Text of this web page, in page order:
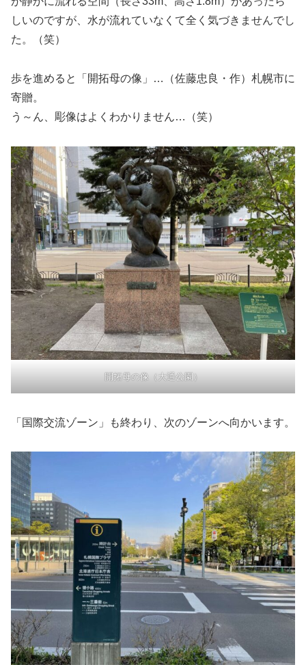
しいのですが、水が流れていなくて全く気づきませんでし
た。（笑）
歩を進めると「開拓母の像」…（佐藤忠良・作）札幌市に
寄贈。
う～ん、彫像はよくわかりません…（笑）
開拓母の像（大通公園）
「国際交流ゾーン」も終わり、次のゾーンへ向かいます。